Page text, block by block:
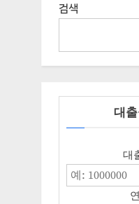
검색
대출
대